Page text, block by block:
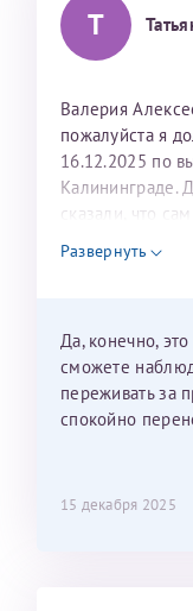
Т
Валерия
пожалуйста я
16.12.2025 по
Калининграде.
сказали, что
недель и 3
Можно мне
Развернуть
Да, конечно,
сможете
переживать за
спокойно
15 декабря 2025